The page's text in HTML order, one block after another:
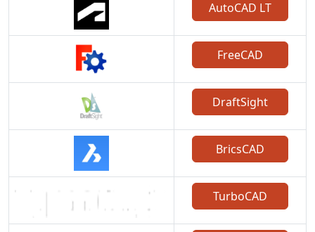
AutoCAD LT
FreeCAD
DraftSight
BricsCAD
TurboCAD